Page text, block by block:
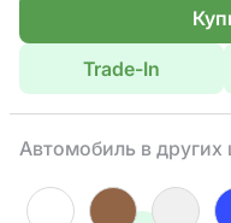
Trade-In
Автомобиль в других